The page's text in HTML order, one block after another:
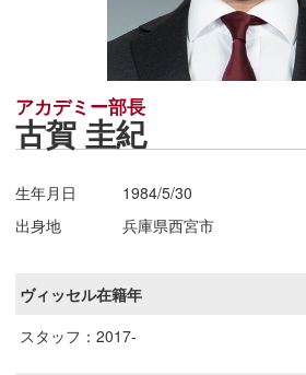
アカデミー部長
古賀 圭紀
生年月日
1984/5/30
出身地
兵庫県西宮市
ヴィッセル在籍年
スタッフ：2017-